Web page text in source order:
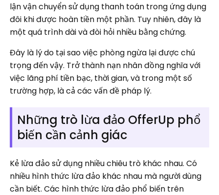
lận vận chuyển sử dụng thanh toán trong ứng dụng
đôi khi được hoàn tiền một phần. Tuy nhiên, đây là
một quá trình dài và đòi hỏi nhiều bằng chứng.
Đây là lý do tại sao việc phòng ngừa lại được chú
trọng đến vậy. Trở thành nạn nhân đồng nghĩa với
việc lãng phí tiền bạc, thời gian, và trong một số
trường hợp, là cả các vấn đề pháp lý.
Những trò lừa đảo OfferUp phổ
biến cần cảnh giác
Kẻ lừa đảo sử dụng nhiều chiêu trò khác nhau. Có
nhiều hình thức lừa đảo khác nhau mà người dùng
cần biết. Các hình thức lừa đảo phổ biến trên